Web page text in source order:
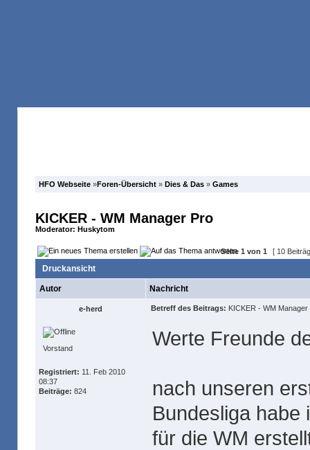
HFO Webseite »Foren-Übersicht » Dies & Das » Games
KICKER - WM Manager Pro
Moderator: Huskytom
Seite 1 von 1 [ 10
Druckansicht
Autor Nachricht
e-herd Betreff des Beitrags: KICKER - WM Manager
Vorstand
Registriert: 11. Feb 2010
08:37
Beiträge: 824
Werte Freunde
nach unseren
Bundesliga habe
für die WM